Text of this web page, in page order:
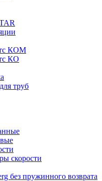
КОМ
КО
труб
скорости
без пружинного возврата